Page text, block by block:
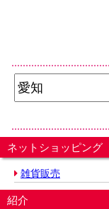
ネットショッピング
雑貨販売
紹介